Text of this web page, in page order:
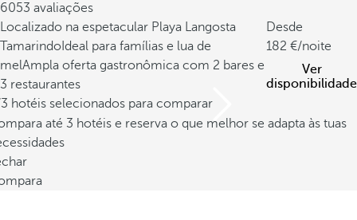
6053 avaliações
Localizado na espetacular Playa Langosta
Tamarindo Ideal para famílias e lua de
melAmpla oferta gastronômica com 2 bares e
3 restaurantes
Desde
182
/noite
Ver
disponibilidade
hotéis selecionados para comparar
até 3 hotéis e reserva o que melhor se adapta às tuas